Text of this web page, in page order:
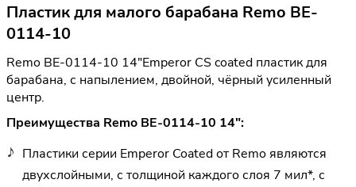
Пластик для малого барабана Remo BE-
0114-10
Remo BE-0114-10 14"Emperor CS coated пластик для
барабана, с напылением, двойной, чёрный усиленный
центр.
Преимущества Remo BE-0114-10 14":
Пластики серии Emperor Coated от Remo являются
двухслойными, с толщиной каждого слоя 7 мил*, с